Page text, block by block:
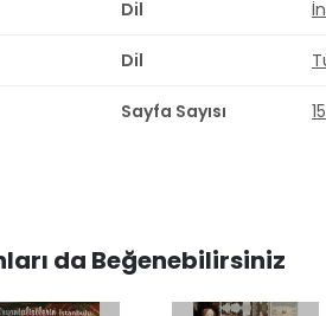
Dil
Dil
Sayfa Sayısı
da Beğenebilirsiniz